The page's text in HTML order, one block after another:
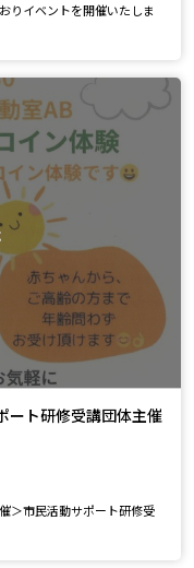
りイベントを開催いたしま
ート研修受講団体主催
＞市民活動サポート研修受